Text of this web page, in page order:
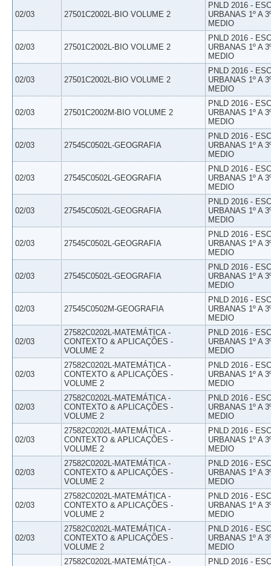
02/03 27501C2002L-BIO VOLUME 2
PNLD 2016 -
URBANAS 1º A
MEDIO
02/03 27501C2002L-BIO VOLUME 2
PNLD 2016 -
URBANAS 1º A
MEDIO
02/03 27501C2002L-BIO VOLUME 2
PNLD 2016 -
URBANAS 1º A
MEDIO
02/03 27501C2002M-BIO VOLUME 2
PNLD 2016 -
URBANAS 1º A
MEDIO
02/03 27545C0502L-GEOGRAFIA
PNLD 2016 -
URBANAS 1º A
MEDIO
02/03 27545C0502L-GEOGRAFIA
PNLD 2016 -
URBANAS 1º A
MEDIO
02/03 27545C0502L-GEOGRAFIA
PNLD 2016 -
URBANAS 1º A
MEDIO
02/03 27545C0502L-GEOGRAFIA
PNLD 2016 -
URBANAS 1º A
MEDIO
02/03 27545C0502L-GEOGRAFIA
PNLD 2016 -
URBANAS 1º A
MEDIO
02/03 27545C0502M-GEOGRAFIA
PNLD 2016 -
URBANAS 1º A
MEDIO
02/03
27582C0202L-MATEMÁTICA -
CONTEXTO & APLICAÇÕES -
VOLUME 2
PNLD 2016 -
URBANAS 1º A
MEDIO
02/03
27582C0202L-MATEMÁTICA -
CONTEXTO & APLICAÇÕES -
VOLUME 2
PNLD 2016 -
URBANAS 1º A
MEDIO
02/03
27582C0202L-MATEMÁTICA -
CONTEXTO & APLICAÇÕES -
VOLUME 2
PNLD 2016 -
URBANAS 1º A
MEDIO
02/03
27582C0202L-MATEMÁTICA -
CONTEXTO & APLICAÇÕES -
VOLUME 2
PNLD 2016 -
URBANAS 1º A
MEDIO
02/03
27582C0202L-MATEMÁTICA -
CONTEXTO & APLICAÇÕES -
VOLUME 2
PNLD 2016 -
URBANAS 1º A
MEDIO
02/03
27582C0202L-MATEMÁTICA -
CONTEXTO & APLICAÇÕES -
VOLUME 2
PNLD 2016 -
URBANAS 1º A
MEDIO
02/03
27582C0202L-MATEMÁTICA -
CONTEXTO & APLICAÇÕES -
VOLUME 2
PNLD 2016 -
URBANAS 1º A
MEDIO
27582C0202L-MATEMÁTICA -
PNLD 2016 -